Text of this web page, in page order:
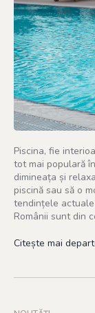
Piscina, fie
tot mai populară
dimineața și
piscină sau să o
tendințele
Românii sunt din
Citește mai